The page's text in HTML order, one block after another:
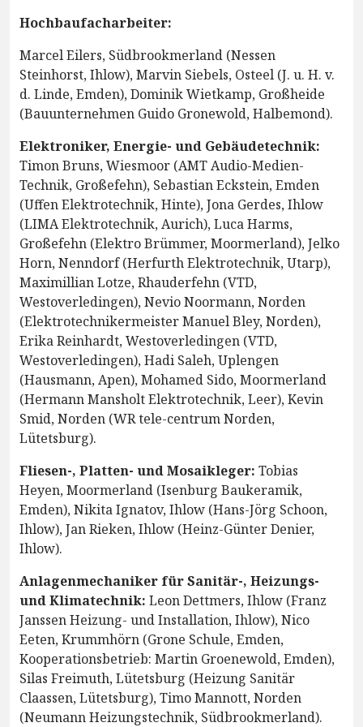
Hochbaufacharbeiter:
Marcel Eilers, Südbrookmerland (Nessen
Steinhorst, Ihlow), Marvin Siebels, Osteel (J. u. H. v.
d. Linde, Emden), Dominik Wietkamp, Großheide
(Bauunternehmen Guido Gronewold, Halbemond).
Elektroniker, Energie- und Gebäudetechnik:
Timon Bruns, Wiesmoor (AMT Audio-Medien-
Technik, Großefehn), Sebastian Eckstein, Emden
(Uffen Elektrotechnik, Hinte), Jona Gerdes, Ihlow
(LIMA Elektrotechnik, Aurich), Luca Harms,
Großefehn (Elektro Brümmer, Moormerland), Jelko
Horn, Nenndorf (Herfurth Elektrotechnik, Utarp),
Maximillian Lotze, Rhauderfehn (VTD,
Westoverledingen), Nevio Noormann, Norden
(Elektrotechnikermeister Manuel Bley, Norden),
Erika Reinhardt, Westoverledingen (VTD,
Westoverledingen), Hadi Saleh, Uplengen
(Hausmann, Apen), Mohamed Sido, Moormerland
(Hermann Mansholt Elektrotechnik, Leer), Kevin
Smid, Norden (WR tele-centrum Norden,
Lütetsburg).
Fliesen-, Platten- und Mosaikleger: Tobias
Heyen, Moormerland (Isenburg Baukeramik,
Emden), Nikita Ignatov, Ihlow (Hans-Jörg Schoon,
Ihlow), Jan Rieken, Ihlow (Heinz-Günter Denier,
Ihlow).
Anlagenmechaniker für Sanitär-, Heizungs-
und Klimatechnik: Leon Dettmers, Ihlow (Franz
Janssen Heizung- und Installation, Ihlow), Nico
Eeten, Krummhörn (Grone Schule, Emden,
Kooperationsbetrieb: Martin Groenewold, Emden),
Silas Freimuth, Lütetsburg (Heizung Sanitär
Claassen, Lütetsburg), Timo Mannott, Norden
(Neumann Heizungstechnik, Südbrookmerland).